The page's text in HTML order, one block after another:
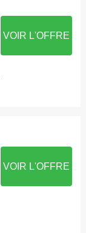
VOIR L'OFFRE
VOIR L'OFFRE